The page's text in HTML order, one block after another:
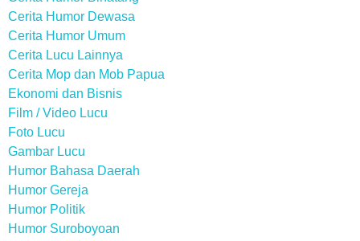
Cerita Humor Dewasa
Cerita Humor Umum
Cerita Lucu Lainnya
Cerita Mop dan Mob Papua
Ekonomi dan Bisnis
Film / Video Lucu
Foto Lucu
Gambar Lucu
Humor Bahasa Daerah
Humor Gereja
Humor Politik
Humor Suroboyoan